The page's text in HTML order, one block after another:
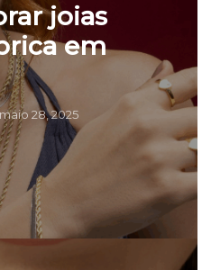
joias
em
maio 28, 2025